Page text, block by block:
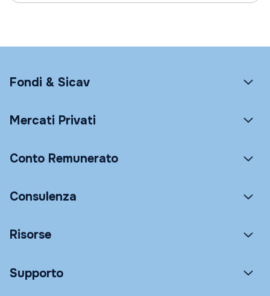
Fondi & Sicav
Mercati Privati
Conto Remunerato
Consulenza
Risorse
Supporto